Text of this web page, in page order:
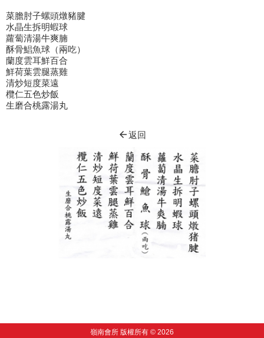
菜膽肘子螺頭燉豬腱
水晶生拆明蝦球
蘿蔔清湯牛爽腩
酥骨鯧魚球（兩吃）
蘭度雲耳鮮百合
鮮荷葉雲腿蒸雞
清炒短度菜遠
欖仁五色炒飯
生磨合桃露湯丸
arrow_back返回
嶺南會所 版權所有 © 2026